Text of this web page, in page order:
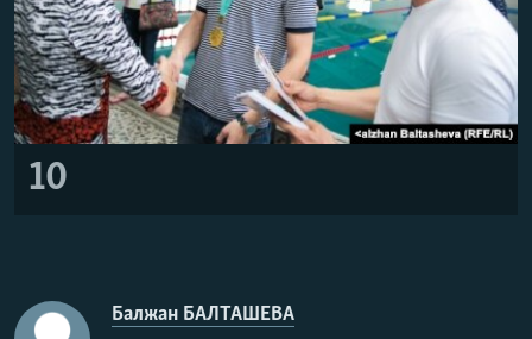
10
Балжан БАЛТАШЕВА